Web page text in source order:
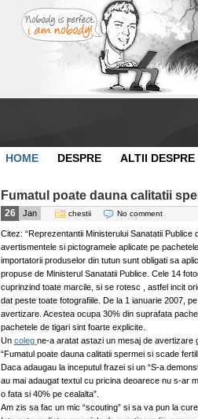
HOME DESPRE ALTII DESPRE
Fumatul poate dauna calitatii
26 Jan chestii No comment
Citez: “Reprezentantii Ministerului Sanatatii
avertismentele si pictogramele aplicate pe
importatorii produselor din tutun sunt obligati sa
propuse de Ministerul Sanatatii Publice. Cele 14
cuprinzind toate marcile, si se rotesc , astfel incit
dat peste toate fotografiile. De la 1 ianuarie 2007,
avertizare. Acestea ocupa 30% din suprafata
pachetele de tigari sint foarte explicite.
Un coleg ne-a aratat astazi un mesaj de avertizare
“Fumatul poate dauna calitatii spermei si scade
Daca adaugau la inceputul frazei si un “S-a
au mai adaugat textul cu pricina deoarece nu s-ar
o fata si 40% pe cealalta”.
Am zis sa fac un mic “scouting” si sa va pun la